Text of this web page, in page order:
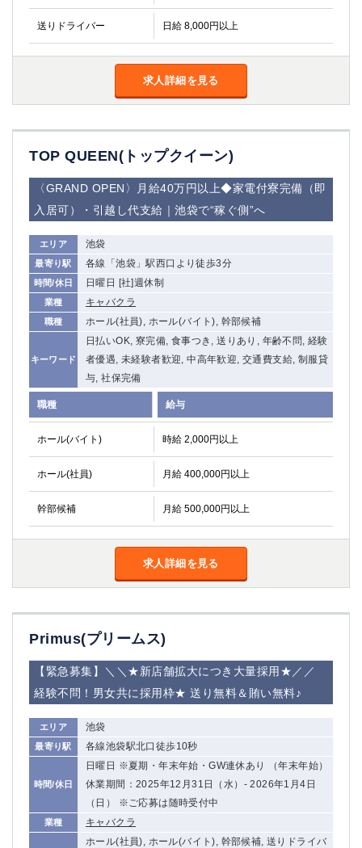
送りドライバー 日給 8,000円以上
求人詳細を見る
TOP QUEEN(トップクイーン)
〈GRAND OPEN〉月給40万円以上◆家電付寮完備（即
入居可）・引越し代支給｜池袋で“稼ぐ側”へ
エリア 池袋
最寄り駅 各線「池袋」駅西口より徒歩3分
時間/休日 日曜日 [社]週休制
業種 キャバクラ
職種 ホール(社員), ホール(バイト), 幹部候補
キーワード
日払いOK, 寮完備, 食事つき, 送りあり, 年齢不問, 経験
者優遇, 未経験者歓迎, 中高年歓迎, 交通費支給, 制服貸
与, 社保完備
職種 給与
ホール(バイト) 時給 2,000円以上
ホール(社員) 月給 400,000円以上
幹部候補 月給 500,000円以上
求人詳細を見る
Primus(プリームス)
【緊急募集】＼＼★新店舗拡大につき大量採用★／／
経験不問！男女共に採用枠★ 送り無料＆賄い無料♪
エリア 池袋
最寄り駅 各線池袋駅北口徒歩10秒
時間/休日
日曜日 ※夏期・年末年始・GW連休あり （年末年始）
休業期間：2025年12月31日（水）‐ 2026年1月4日
（日） ※ご応募は随時受付中
業種 キャバクラ
ホール(社員), ホール(バイト), 幹部候補, 送りドライバ